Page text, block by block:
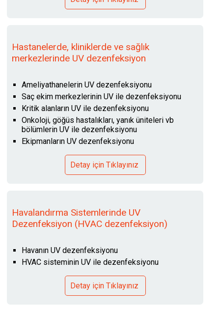
Hastanelerde, kliniklerde ve sağlık
merkezlerinde UV dezenfeksiyon
Ameliyathanelerin UV dezenfeksiyonu
Saç ekim merkezlerinin UV ile dezenfeksiyonu
Kritik alanların UV ile dezenfeksiyonu
Onkoloji, göğüs hastalıkları, yanık üniteleri vb
bölümlerin UV ile dezenfeksiyonu
Ekipmanların UV dezenfeksiyonu
Detay için Tıklayınız
Havalandırma Sistemlerinde UV
Dezenfeksiyon (HVAC dezenfeksiyon)
Havanın UV dezenfeksiyonu
HVAC sisteminin UV ile dezenfeksiyonu
Detay için Tıklayınız